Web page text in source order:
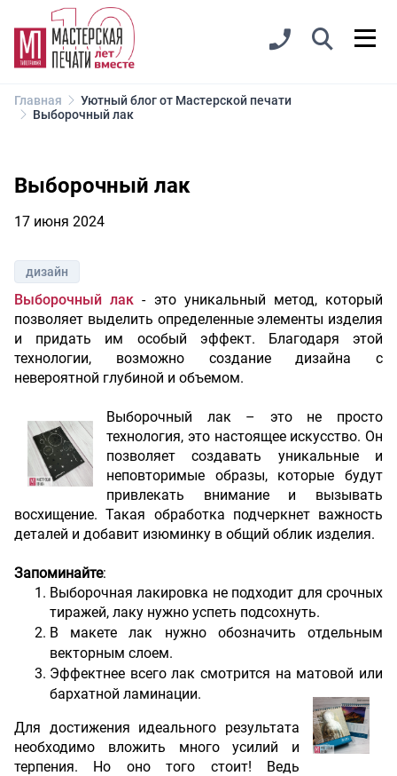
Главная
Уютный блог от Мастерской печати
Выборочный лак
Выборочный лак
17 июня 2024
дизайн
Выборочный лак - это уникальный метод, который
позволяет выделить определенные элементы изделия
и придать им особый эффект. Благодаря этой
технологии, возможно создание дизайна с
невероятной глубиной и объемом.
Выборочный лак – это не просто
технология, это настоящее искусство. Он
позволяет создавать уникальные и
неповторимые образы, которые будут
привлекать внимание и вызывать
восхищение. Такая обработка подчеркнет важность
деталей и добавит изюминку в общий облик изделия.
Запоминайте:
Выборочная лакировка не подходит для срочных
тиражей, лаку нужно успеть подсохнуть.
В макете лак нужно обозначить отдельным
векторным слоем.
Эффектнее всего лак смотрится на матовой или
бархатной ламинации.
Для достижения идеального результата
необходимо вложить много усилий и
терпения. Но оно того стоит! Ведь